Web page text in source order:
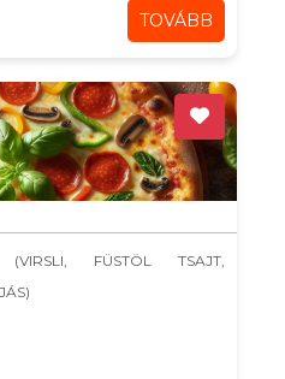
TOVÁBB
FÜSTÖL TSAJT,